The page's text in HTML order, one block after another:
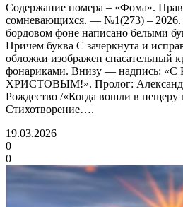
Содержание номера – «Фома».
сомневающихся. — №1(273) –
бордовом фоне написано белыми
Причем буква С зачеркнута и
обложки изображен спасательный
фонариками. Внизу — надпись:
ХРИСТОВЫМ!». Пролог:
Рождество /«Когда вошли в пещеру
Стихотворение….
19.03.2026
0
0